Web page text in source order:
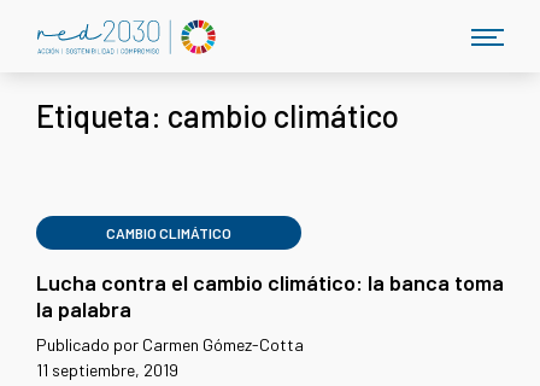
Etiqueta: cambio climático
CAMBIO CLIMÁTICO
Lucha contra el cambio climático: la banca toma
la palabra
Publicado por Carmen Gómez-Cotta
11 septiembre, 2019